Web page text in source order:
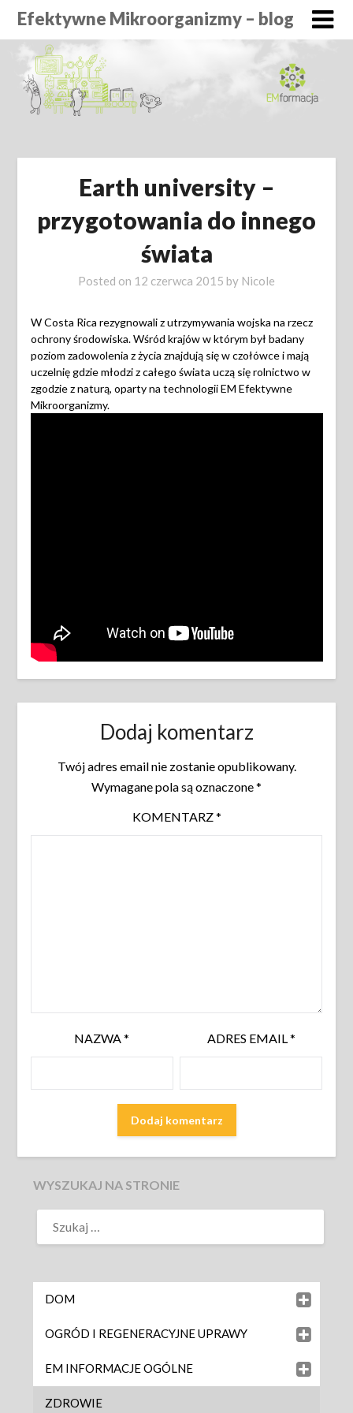
Efektywne Mikroorganizmy – blog
Earth university –
przygotowania do innego
świata
Posted on 12 czerwca 2015 by Nicole
W Costa Rica rezygnowali z utrzymywania wojska na rzecz
ochrony środowiska. Wśród krajów w którym był badany
poziom zadowolenia z życia znajdują się w czołówce i mają
uczelnię gdzie młodzi z całego świata uczą się rolnictwo w
zgodzie z naturą, oparty na technologii EM Efektywne
Mikroorganizmy.
Dodaj komentarz
Twój adres email nie zostanie opublikowany.
Wymagane pola są oznaczone*
KOMENTARZ*
NAZWA* ADRES EMAIL *
WYSZUKAJ NA STRONIE
DOM
OGRÓD I REGENERACYJNE UPRAWY
EM INFORMACJE OGÓLNE
ZDROWIE